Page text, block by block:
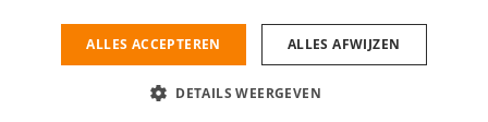
nieuwe collega/werknemer zo gevonden!
ALLES ACCEPTEREN ALLES AFWIJZEN
DETAILS WEERGEVEN